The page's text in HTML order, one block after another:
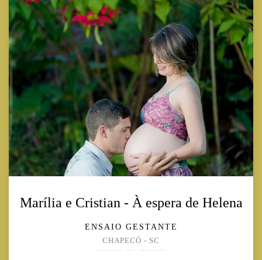
Marília e Cristian - À espera de Helena
ENSAIO GESTANTE
CHAPECÓ - SC